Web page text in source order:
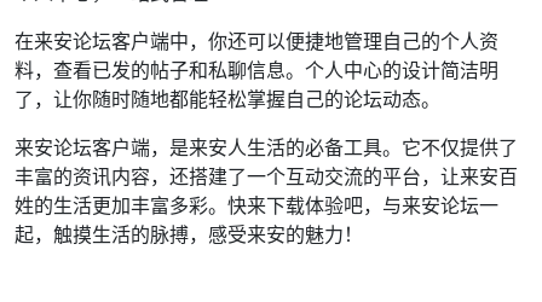
在来安论坛客户端中，你还可以便捷地管理自己的个人资
料，查看已发的帖子和私聊信息。个人中心的设计简洁明
了，让你随时随地都能轻松掌握自己的论坛动态。
来安论坛客户端，是来安人生活的必备工具。它不仅提供了
丰富的资讯内容，还搭建了一个互动交流的平台，让来安百
姓的生活更加丰富多彩。快来下载体验吧，与来安论坛一
起，触摸生活的脉搏，感受来安的魅力！